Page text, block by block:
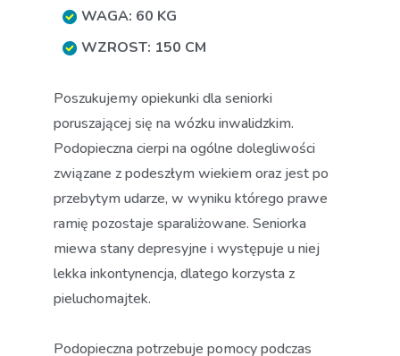
WAGA: 60 KG
WZROST: 150 CM
Poszukujemy opiekunki dla seniorki
poruszającej się na wózku inwalidzkim.
Podopieczna cierpi na ogólne dolegliwości
związane z podeszłym wiekiem oraz jest po
przebytym udarze, w wyniku którego prawe
ramię pozostaje sparaliżowane. Seniorka
miewa stany depresyjne i występuje u niej
lekka inkontynencja, dlatego korzysta z
pieluchomajtek.
Podopieczna potrzebuje pomocy podczas